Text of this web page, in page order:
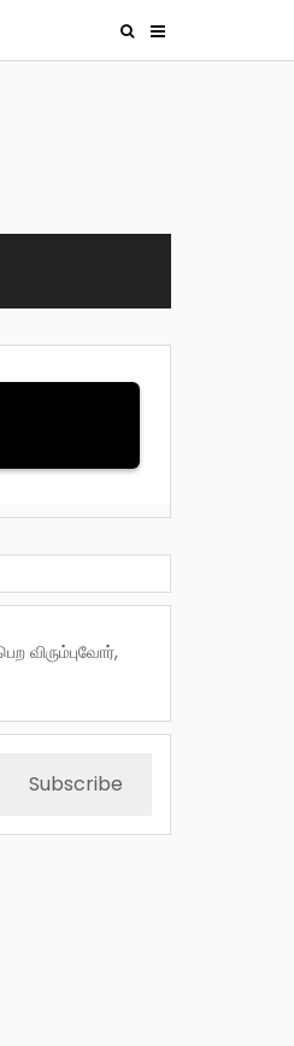
Subscribe